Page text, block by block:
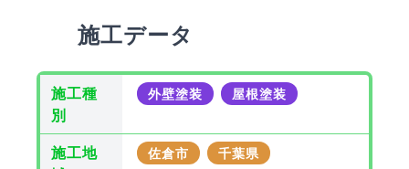
施工データ
施工種
別
外壁塗装 屋根塗装
施工地
佐倉市 千葉県